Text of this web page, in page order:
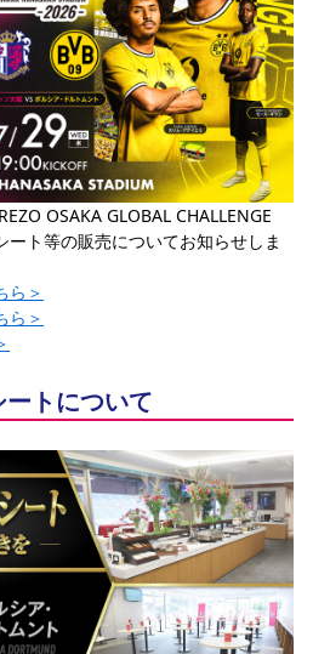
サービス グルメ
マッチデープログラム
サポーター観戦ガイド 公式アプリ
ソ大阪VISAカード サポートスタッフ
応援商店街
のゴール インパクトレポート
LEAGUES 取り組み実績
ーク
YANMAR HANASAKA STADIUM
のサッカースクール
Program 招待券引換方法
先行入場
婚姻届・出生届・命名書
ット イベント ファンクラブ
ポーツクラブ メディア 30周年
OSAKA GLOBAL CHALLENGE
ト等の販売についてお知らせしま
ら＞
ら＞
トについて